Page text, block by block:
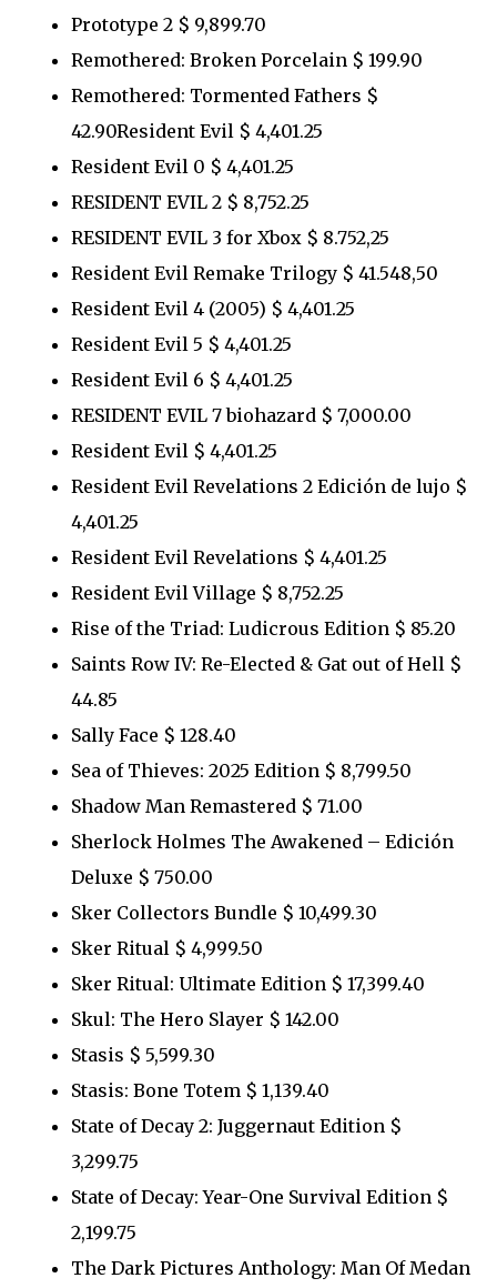
Prototype 2 $ 9,899.70
Remothered: Broken Porcelain $ 199.90
Remothered: Tormented Fathers $
42.90Resident Evil $ 4,401.25
Resident Evil 0 $ 4,401.25
RESIDENT EVIL 2 $ 8,752.25
RESIDENT EVIL 3 for Xbox $ 8.752,25
Resident Evil Remake Trilogy $ 41.548,50
Resident Evil 4 (2005) $ 4,401.25
Resident Evil 5 $ 4,401.25
Resident Evil 6 $ 4,401.25
RESIDENT EVIL 7 biohazard $ 7,000.00
Resident Evil $ 4,401.25
Resident Evil Revelations 2 Edición de lujo $
4,401.25
Resident Evil Revelations $ 4,401.25
Resident Evil Village $ 8,752.25
Rise of the Triad: Ludicrous Edition $ 85.20
Saints Row IV: Re-Elected & Gat out of Hell $
44.85
Sally Face $ 128.40
Sea of Thieves: 2025 Edition $ 8,799.50
Shadow Man Remastered $ 71.00
Sherlock Holmes The Awakened – Edición
Deluxe $ 750.00
Sker Collectors Bundle $ 10,499.30
Sker Ritual $ 4,999.50
Sker Ritual: Ultimate Edition $ 17,399.40
Skul: The Hero Slayer $ 142.00
Stasis $ 5,599.30
Stasis: Bone Totem $ 1,139.40
State of Decay 2: Juggernaut Edition $
3,299.75
State of Decay: Year-One Survival Edition $
2,199.75
The Dark Pictures Anthology: Man Of Medan